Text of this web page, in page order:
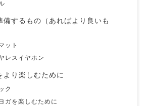
備するもの（あればより良いも
ット
レスイヤホン
より楽しむために
ク
ガを楽しむために